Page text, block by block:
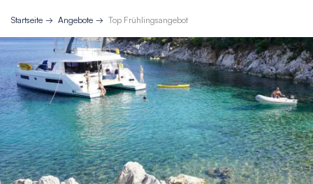
Startseite Angebote Top Frühlingsangebot